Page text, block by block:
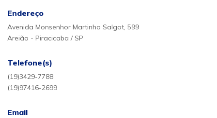
Endereço
Avenida Monsenhor Martinho Salgot, 599
Areião - Piracicaba / SP
Telefone(s)
(19)3429-7788
(19)97416-2699
Email